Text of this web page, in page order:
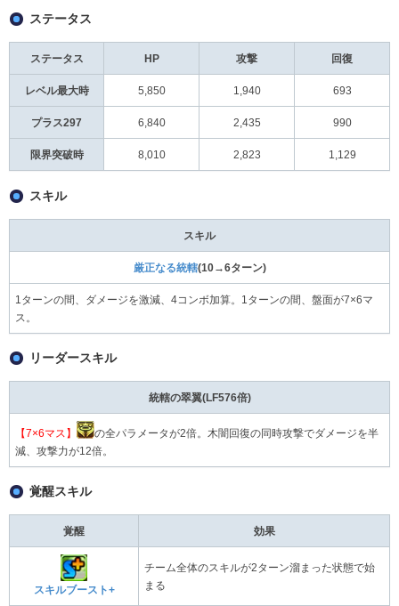
ステータス
ステータス HP 攻撃 回復
レベル最大時 5,850 1,940 693
プラス297 6,840 2,435 990
限界突破時 8,010 2,823 1,129
スキル
スキル
厳正なる統轄(10→6ターン)
1ターンの間、ダメージを激減、4コンボ加算。1ターンの間、盤面が7×6マ
ス。
リーダースキル
統轄の翠翼(LF576倍)
【7×6マス】
の全パラメータが2倍。木闇回復の同時攻撃でダメージを半
減、攻撃力が12倍。
覚醒スキル
覚醒 効果
スキルブースト+
チーム全体のスキルが2ターン溜まった状態で始
まる